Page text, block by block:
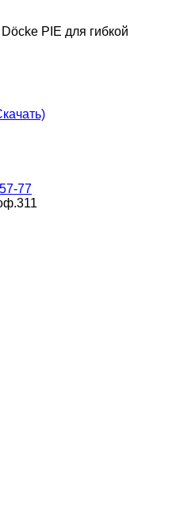
PIE для гибкой
77